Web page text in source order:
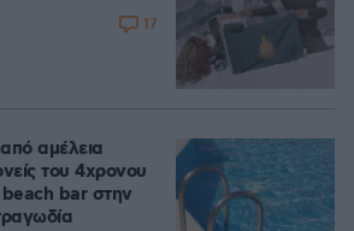
17
αμέλεια
του 4χρονου
beach bar στην